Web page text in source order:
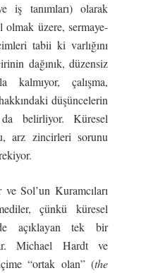
iş tanımları) olarak
olmak üzere, sermaye-
tabii ki varlığını
dağınık, düzensiz
kalmıyor, çalışma,
düşüncelerin
da belirliyor. Küresel
arz zincirleri sorunu
Sol’un Kuramcıları
çünkü küresel
açıklayan tek bir
Michael Hardt ve
“ortak olan” (the